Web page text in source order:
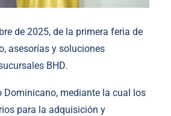
de 2025, de la primera feria de
asesorías y soluciones
BHD.
Dominicano, mediante la cual los
para la adquisición y